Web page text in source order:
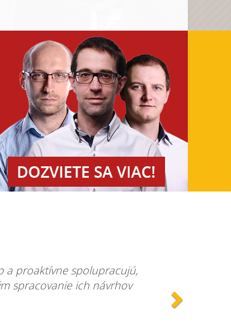
a proaktívne spolupracujú,
spracovanie ich návrhov